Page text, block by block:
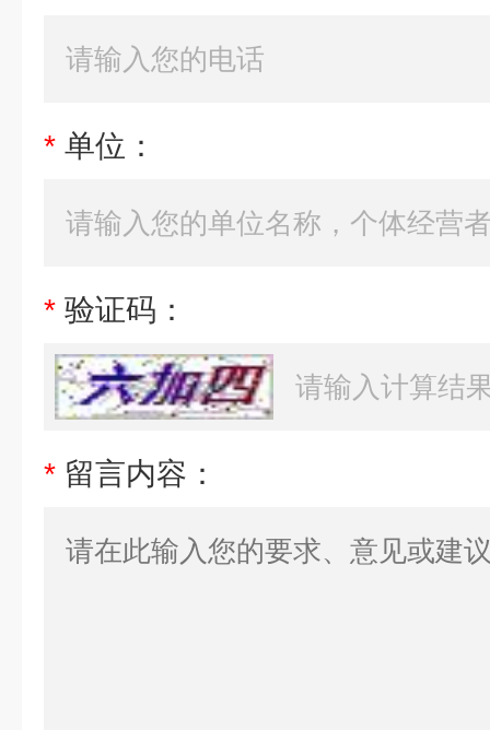
* 单位：
* 验证码：
* 留言内容：